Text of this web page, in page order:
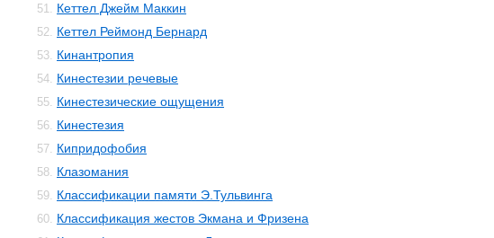
51. Кеттел Джейм Маккин
52. Кеттел Реймонд Бернард
53. Кинантропия
54. Кинестезии речевые
55. Кинестезические ощущения
56. Кинестезия
57. Кипридофобия
58. Клазомания
59. Классификации памяти Э.Тульвинга
60. Классификация жестов Экмана и Фризена